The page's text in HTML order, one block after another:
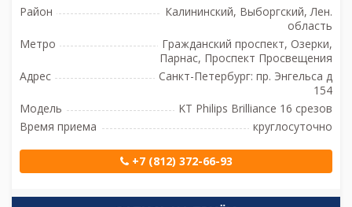
Район
Калининский, Выборгский, Лен.
область
Метро
Гражданский проспект, Озерки,
Парнас, Проспект Просвещения
Адрес
Санкт-Петербург: пр. Энгельса д
154
Модель
KT Philips Brilliance 16 срезов
Время приема
круглосуточно
+7 (812) 372-66-93